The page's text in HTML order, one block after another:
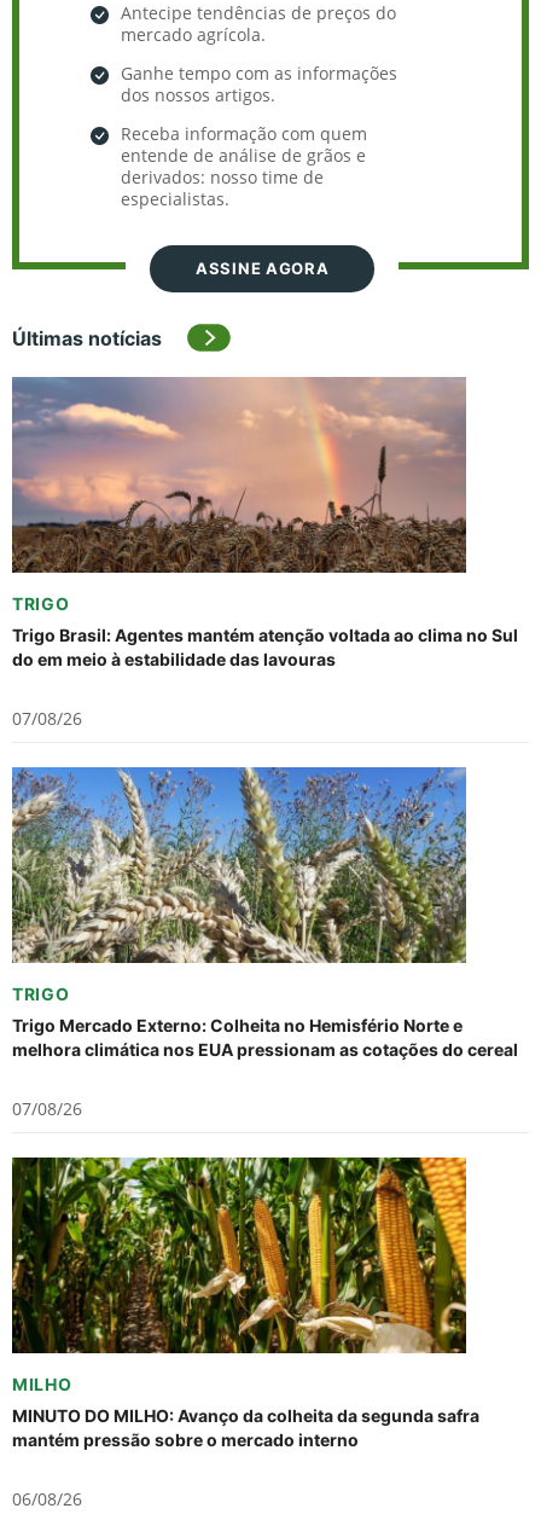
Antecipe tendências de preços do
mercado agrícola.
Ganhe tempo com as informações
dos nossos artigos.
Receba informação com quem
entende de análise de grãos e
derivados: nosso time de
especialistas.
ASSINE AGORA
Últimas notícias
TRIGO
Trigo Brasil: Agentes mantém atenção voltada ao clima no Sul
do em meio à estabilidade das lavouras
07/08/26
TRIGO
Trigo Mercado Externo: Colheita no Hemisfério Norte e
melhora climática nos EUA pressionam as cotações do cereal
07/08/26
MILHO
MINUTO DO MILHO: Avanço da colheita da segunda safra
mantém pressão sobre o mercado interno
06/08/26